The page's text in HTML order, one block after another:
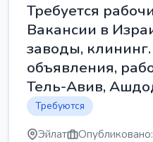
Требуется
Вакансии в
заводы,
объявления,
Тель-Авив,
Требуются
Эйлат